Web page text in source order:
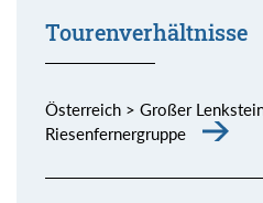
Tourenverhältnisse
Österreich > Großer
Riesenfernergruppe